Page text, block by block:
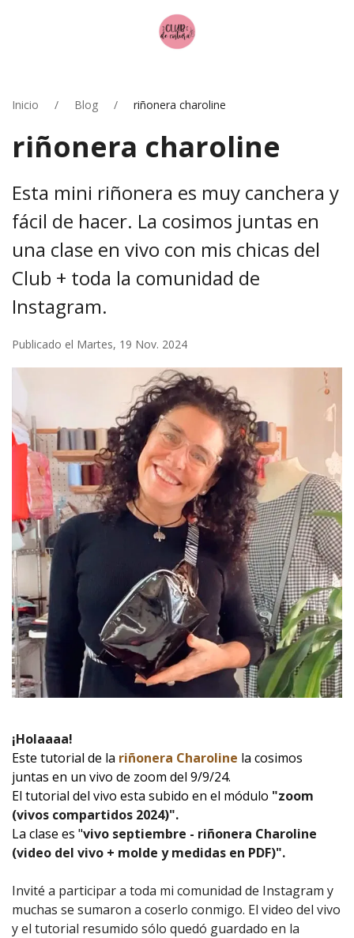
Inicio Blog riñonera charoline
riñonera charoline
Esta mini riñonera es muy canchera y
fácil de hacer. La cosimos juntas en
una clase en vivo con mis chicas del
Club + toda la comunidad de
Instagram.
Publicado el Martes, 19 Nov. 2024
¡Holaaaa!
Este tutorial de la riñonera Charoline la cosimos
juntas en un vivo de zoom del 9/9/24.
El tutorial del vivo esta subido en el módulo "zoom
(vivos compartidos 2024)".
La clase es "vivo septiembre - riñonera Charoline
(video del vivo + molde y medidas en PDF)".
Invité a participar a toda mi comunidad de Instagram y
muchas se sumaron a coserlo conmigo. El video del vivo
y el tutorial resumido sólo quedó guardado en la